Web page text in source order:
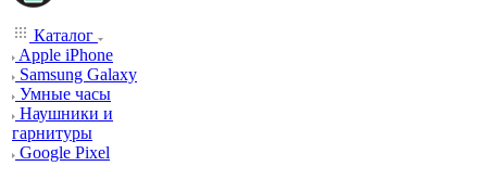
Каталог
Apple iPhone
Samsung Galaxy
Умные часы
Наушники и
гарнитуры
Google Pixel